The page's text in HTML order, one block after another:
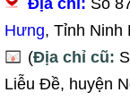
Địa chỉ: Số
Hưng, Tỉnh Ninh
(Địa chỉ cũ:
Liễu Đề, huyện